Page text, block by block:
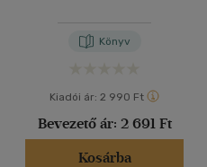
Ifjúsági(51)
10 - 14 év(7)
14 - 18 év(9)
mind (33)
Könyv
Kiadói ár: 2 990 Ft
Bevezető ár: 2 691 Ft
Kosárba